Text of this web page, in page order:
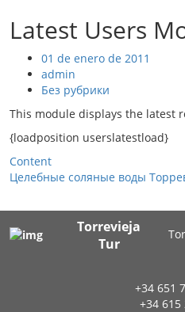
Latest Users
01 de enero de 2011
admin
Без рубрики
This module displays the latest
{loadposition userslatestload}
Content
Целебные соляные воды
Torrevieja
Tur
+34 651
+34 615